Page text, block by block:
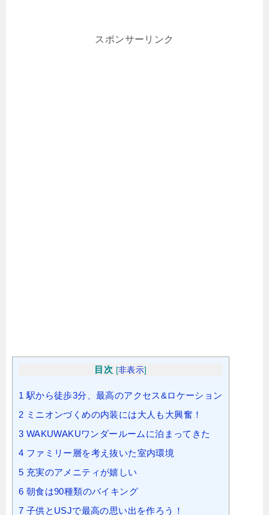
スポンサーリンク
目次 [非表示]
1 駅から徒歩3分、最高のアクセス&ロケーション
2 ミニオンづくめの内装には大人も大興奮！
3 WAKUWAKUワンダールームに泊まってきた
4 ファミリー層を考え抜いた室内環境
5 充実のアメニティが嬉しい
6 朝食は90種類のバイキング
7 子供とUSJで最高の思い出を作ろう！